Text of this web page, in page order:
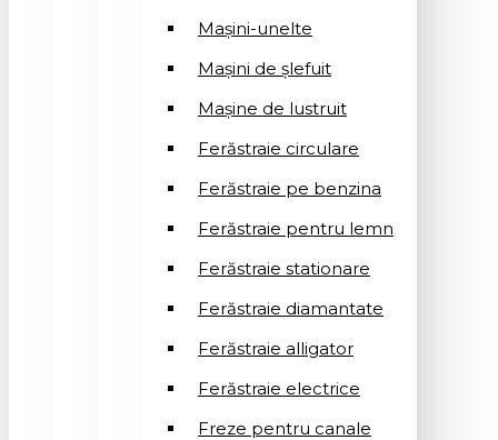
Mașini-unelte
Mașini de șlefuit
Mașinе de lustruit
Ferăstraie circulare
Ferăstraie pe benzina
Ferăstraie pentru lemn
Ferăstraie stationare
Ferăstraie diamantate
Ferăstraie alligator
Ferăstraie electrice
Freze pentru canale